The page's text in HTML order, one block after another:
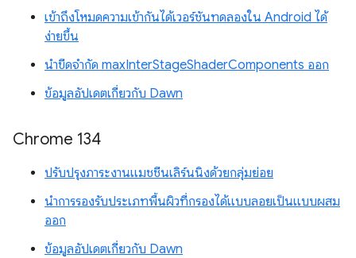
เข้าถึงโหมดความเข้ากันได้เวอร์ชันทดลองใน Android ได้
ง่ายขึ้น
นำขีดจำกัด maxInterStageShaderComponents ออก
ข้อมูลอัปเดตเกี่ยวกับ Dawn
Chrome 134
ปรับปรุงภาระงานแมชชีนเลิร์นนิงด้วยกลุ่มย่อย
นำการรองรับประเภทพื้นผิวที่กรองได้แบบลอยเป็นแบบผสม
ออก
ข้อมูลอัปเดตเกี่ยวกับ Dawn